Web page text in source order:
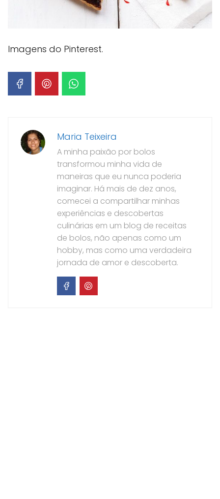
Imagens do Pinterest.
Maria Teixeira
A minha paixão por bolos
transformou minha vida de
maneiras que eu nunca poderia
imaginar. Há mais de dez anos,
comecei a compartilhar minhas
experiências e descobertas
culinárias em um blog de receitas
de bolos, não apenas como um
hobby, mas como uma verdadeira
jornada de amor e descoberta.